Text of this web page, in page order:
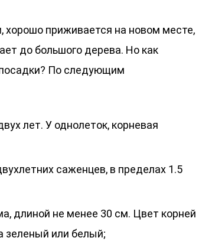
хорошо приживается на новом месте,
до большого дерева. Но как
По следующим
лет. У однолеток, корневая
саженцев, в пределах 1.5
длиной не менее 30 см. Цвет корней
зеленый или белый;